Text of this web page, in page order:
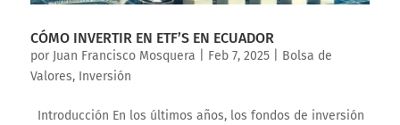
CÓMO INVERTIR EN ETF’S EN ECUADOR
por Juan Francisco Mosquera Feb 7, 2025| Bolsa de
Valores, Inversión
Introducción En los últimos años, los fondos de inversión